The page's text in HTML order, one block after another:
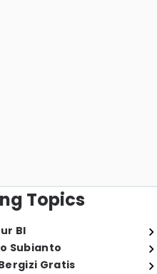
Topics
BI
Subianto
Gratis